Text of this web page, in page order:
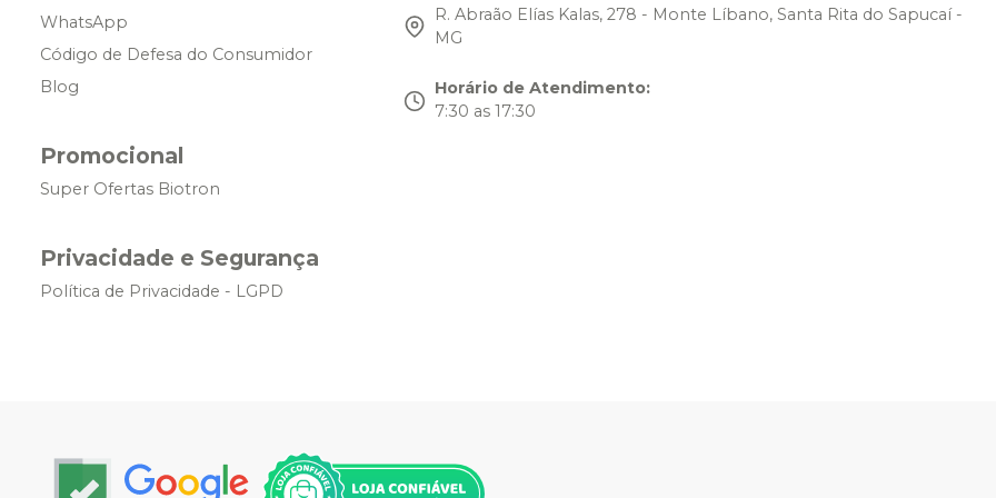
WhatsApp
Código de Defesa do Consumidor
Blog
Promocional
Super Ofertas Biotron
Privacidade e Segurança
Política de Privacidade - LGPD
R. Abraão Elías Kalas, 278 - Monte Líbano, Santa Rita do Sapucaí -
MG
Horário de Atendimento:
7:30 as 17:30